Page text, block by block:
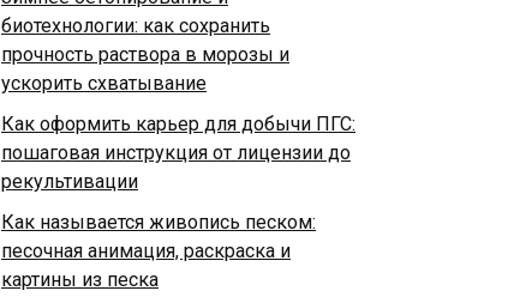
биотехнологии: как сохранить
прочность раствора в морозы и
ускорить схватывание
Как оформить карьер для добычи ПГС:
пошаговая инструкция от лицензии до
рекультивации
Как называется живопись песком:
песочная анимация, раскраска и
картины из песка